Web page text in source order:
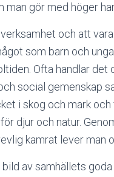
man gör med höger
och att
som barn och
Ofta handlar det
social gemenskap
i skog och mark och
djur och natur.
kamrat lever man
av samhällets